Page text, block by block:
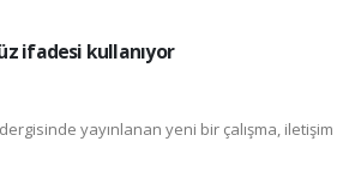
ifadesi kullanıyor
yayınlanan yeni bir çalışma, iletişim